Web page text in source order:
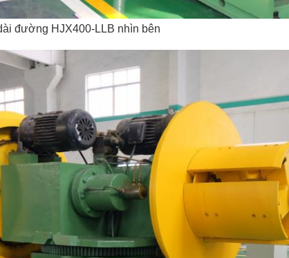
đường HJX400-LLB nhìn bên